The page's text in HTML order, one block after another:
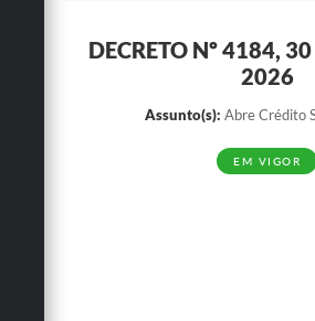
DECRETO Nº 4184,
2026
Assunto(s): Abre Crédito
EM VIGOR